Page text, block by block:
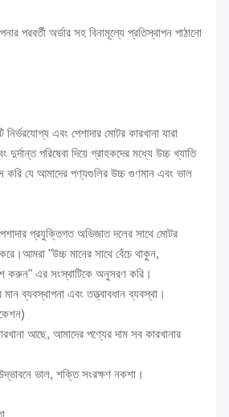
পরবর্তী অর্ডার সহ বিনামূল্যে প্রতিস্থাপন পাঠানো
এবং পেশাদার মোটর কারখানা যারা
পরিষেবা দিয়ে গ্রাহকদের মধ্যে উচ্চ খ্যাতি
করি যে আমাদের পণ্যগুলির উচ্চ গুণমান এবং ভাল
প্রযুক্তিগত অভিজাত দলের সাথে মোটর
"উচ্চ মানের সাথে বেঁচে থাকুন,
করুন" এর সংস্থাটিকে অনুসরণ করি।
মান ব্যবস্থাপনা এবং তত্ত্বাবধান ব্যবস্থা।
আছে, আমাদের পণ্যের দাম সব কারখানার
উদ্ভাবনে ভাল, শক্তি সংরক্ষণ নকশা।